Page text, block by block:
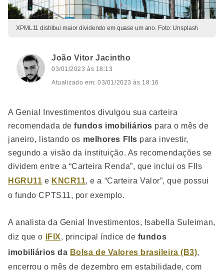
XPML11 distribui maior dividendo em quase um ano. Foto: Unsplash
João Vitor Jacintho
03/01/2023 às 18:13
Atualizado em: 03/01/2023 às 18:16
A Genial Investimentos divulgou sua carteira
recomendada defundos imobiliários para o mês de
janeiro, listando os melhores FIIs para investir,
segundo a visão da instituição. As recomendações se
dividem entre a “Carteira Renda”, que inclui os FIIs
HGRU11 e KNCR11, e a “Carteira Valor”, que possui
o fundo CPTS11, por exemplo.
A analista da Genial Investimentos, Isabella Suleiman,
diz que o
IFIX, principal índice de fundos
imobiliários da Bolsa de Valores brasileira (B3),
encerrou o mês de dezembro em estabilidade, com